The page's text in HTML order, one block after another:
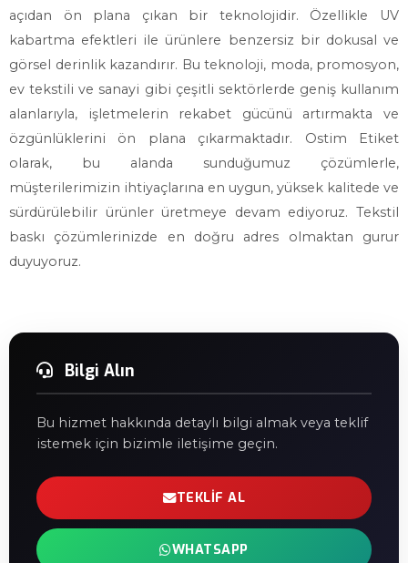
açıdan ön plana çıkan bir teknolojidir. Özellikle UV
kabartma efektleri ile ürünlere benzersiz bir dokusal ve
görsel derinlik kazandırır. Bu teknoloji, moda, promosyon,
ev tekstili ve sanayi gibi çeşitli sektörlerde geniş kullanım
alanlarıyla, işletmelerin rekabet gücünü artırmakta ve
özgünlüklerini ön plana çıkarmaktadır. Ostim Etiket
olarak, bu alanda sunduğumuz çözümlerle,
müşterilerimizin ihtiyaçlarına en uygun, yüksek kalitede ve
sürdürülebilir ürünler üretmeye devam ediyoruz. Tekstil
baskı çözümlerinizde en doğru adres olmaktan gurur
duyuyoruz.
Bilgi Alın
Bu hizmet hakkında detaylı bilgi almak veya teklif
istemek için bizimle iletişime geçin.
TEKLIF AL
WHATSAPP